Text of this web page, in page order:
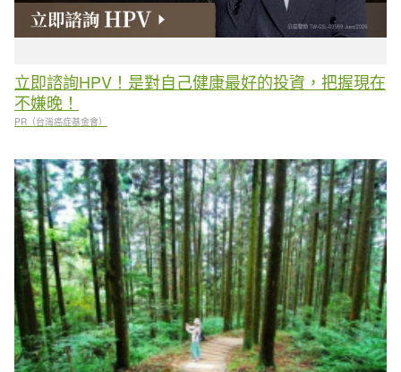
立即諮詢HPV！是對自己健康最好的投資，把握現在
不嫌晚！
PR（台灣癌症基金會）